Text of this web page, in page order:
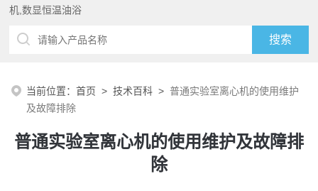
机,数显恒温油浴
当前位置：首页 >技术百科 >普通实验室离心机的使用维护
及故障排除
普通实验室离心机的使用维护及故障排
除